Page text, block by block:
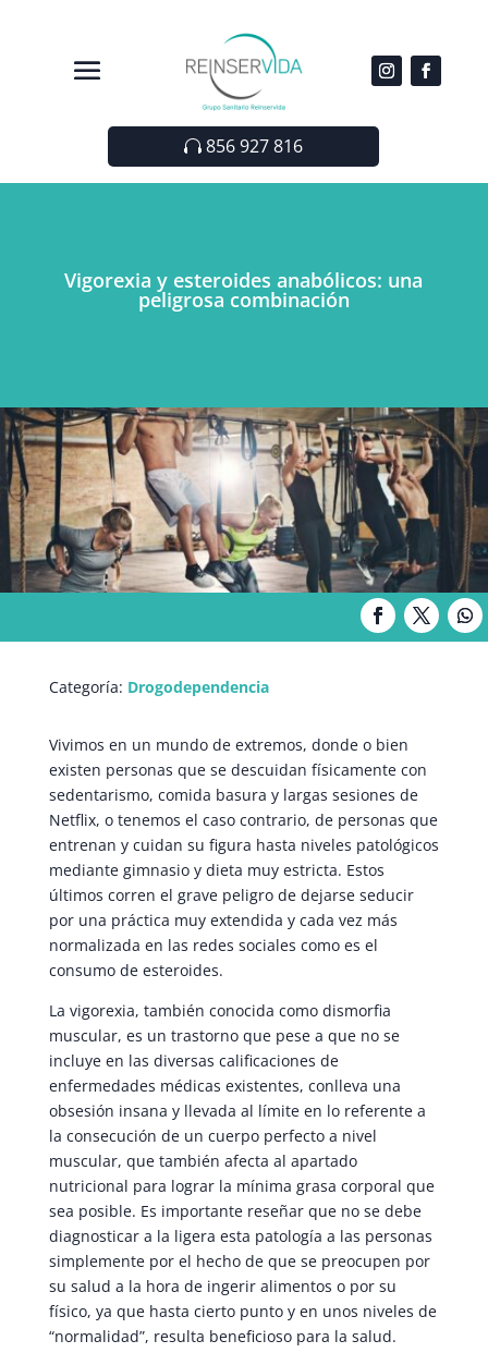
856 927 816
Vigorexia y esteroides anabólicos: una
peligrosa combinación
Categoría: Drogodependencia
Vivimos en un mundo de extremos, donde o bien
existen personas que se descuidan físicamente con
sedentarismo, comida basura y largas sesiones de
Netflix, o tenemos el caso contrario, de personas que
entrenan y cuidan su figura hasta niveles patológicos
mediante gimnasio y dieta muy estricta. Estos
últimos corren el grave peligro de dejarse seducir
por una práctica muy extendida y cada vez más
normalizada en las redes sociales como es el
consumo de esteroides.
La vigorexia, también conocida como dismorfia
muscular, es un trastorno que pese a que no se
incluye en las diversas calificaciones de
enfermedades médicas existentes, conlleva una
obsesión insana y llevada al límite en lo referente a
la consecución de un cuerpo perfecto a nivel
muscular, que también afecta al apartado
nutricional para lograr la mínima grasa corporal que
sea posible. Es importante reseñar que no se debe
diagnosticar a la ligera esta patología a las personas
simplemente por el hecho de que se preocupen por
su salud a la hora de ingerir alimentos o por su
físico, ya que hasta cierto punto y en unos niveles de
“normalidad”, resulta beneficioso para la salud.